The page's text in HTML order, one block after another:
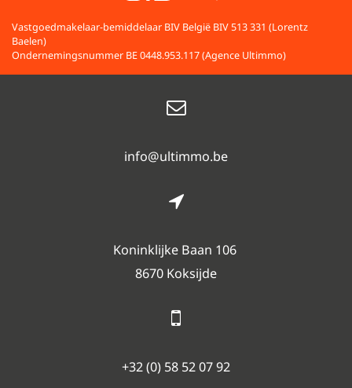
Vastgoedmakelaar-bemiddelaar BIV België BIV 513 331 (Lorentz
Baelen)
Ondernemingsnummer BE 0448.953.117 (Agence Ultimmo)
info@ultimmo.be
Koninklijke Baan 106
8670 Koksijde
+32 (0) 58 52 07 92